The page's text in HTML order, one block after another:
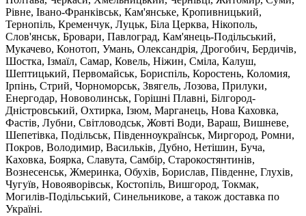
Рівне, Івано-Франківськ, Кам'янське, Кропивницький,
Тернопіль, Кременчук, Луцьк, Біла Церква, Нікополь,
Слов'янськ, Бровари, Павлоград, Кам'янець-Подільський,
Мукачево, Конотоп, Умань, Олександрія, Дрогобич, Бердичів,
Шостка, Ізмаїл, Самар, Ковель, Ніжин, Сміла, Калуш,
Шептицький, Первомайськ, Бориспіль, Коростень, Коломия,
Ірпінь, Стрий, Чорноморськ, Звягель, Лозова, Прилуки,
Енергодар, Нововолинськ, Горішні Плавні, Білгород-
Дністровський, Охтирка, Ізюм, Марганець, Нова Каховка,
Фастів, Лубни, Світловодськ, Жовті Води, Вараш, Вишневе,
Шепетівка, Подільськ, Південноукраїнськ, Миргород, Ромни,
Покров, Володимир, Васильків, Дубно, Нетішин, Буча,
Каховка, Боярка, Славута, Самбір, Старокостянтинів,
Вознесенськ, Жмеринка, Обухів, Борислав, Південне, Глухів,
Чугуїв, Новояворівськ, Костопіль, Вишгород, Токмак,
Могилів-Подільський, Синельникове, а також доставка по
Україні.